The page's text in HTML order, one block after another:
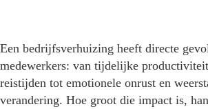
Een bedrijfsverhuizing heeft directe
medewerkers: van tijdelijke
reistijden tot emotionele onrust en
verandering. Hoe groot die impact is,